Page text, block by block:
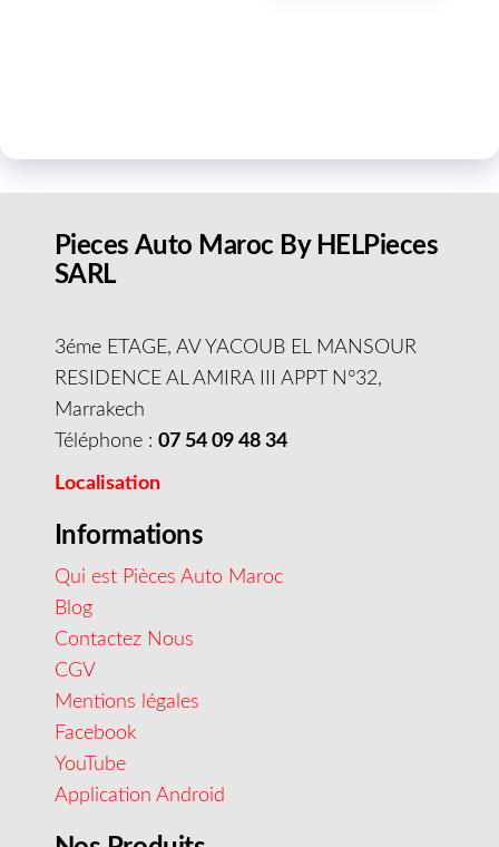
Pieces Auto Maroc By HELPieces
SARL
3éme ETAGE, AV YACOUB EL MANSOUR
RESIDENCE AL AMIRA III APPT N°32,
Marrakech
Téléphone : 07 54 09 48 34
Localisation
Informations
Qui est Pièces Auto Maroc
Blog
Contactez Nous
CGV
Mentions légales
Facebook
YouTube
Application Android